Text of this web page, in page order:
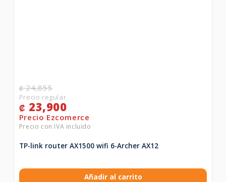
₡24,855
₡ 23,900
TP-link router AX1500 wifi 6-Archer AX12
Añadir al carrito